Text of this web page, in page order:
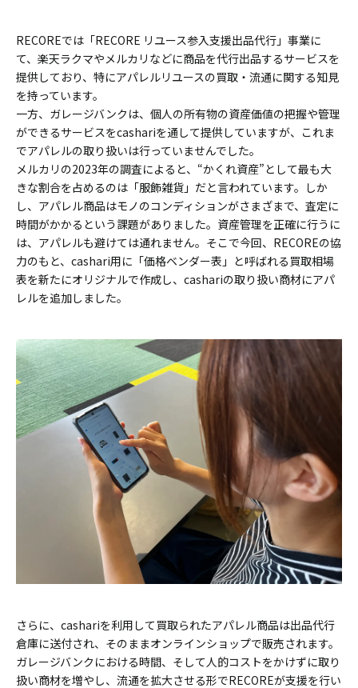
RECOREでは「RECORE リユース参入支援出品代行」事業に
て、楽天ラクマやメルカリなどに商品を代行出品するサービスを
提供しており、特にアパレルリユースの買取・流通に関する知見
を持っています。
一方、ガレージバンクは、個人の所有物の資産価値の把握や管理
ができるサービスをcashariを通して提供していますが、これま
でアパレルの取り扱いは行っていませんでした。
メルカリの2023年の調査によると、“かくれ資産”として最も大
きな割合を占めるのは「服飾雑貨」だと言われています。しか
し、アパレル商品はモノのコンディションがさまざまで、査定に
時間がかかるという課題がありました。資産管理を正確に行うに
は、アパレルも避けては通れません。そこで今回、RECOREの協
力のもと、cashari用に「価格ベンダー表」と呼ばれる買取相場
表を新たにオリジナルで作成し、cashariの取り扱い商材にアパ
レルを追加しました。
さらに、cashariを利用して買取られたアパレル商品は出品代行
倉庫に送付され、そのままオンラインショップで販売されます。
ガレージバンクにおける時間、そして人的コストをかけずに取り
扱い商材を増やし、流通を拡大させる形でRECOREが支援を行い